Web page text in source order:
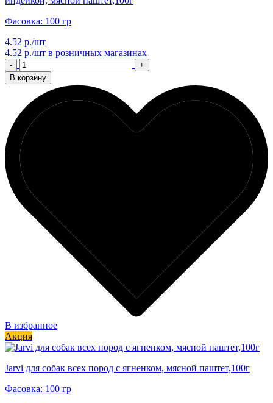
Фасовка: 100 гр
4.52 р./шт
4.52 р./шт в розничных магазинах
-
+
В корзину
В избранное
Акция
Jarvi для собак всех пород с ягненком, мясной паштет,100г
Фасовка: 100 гр